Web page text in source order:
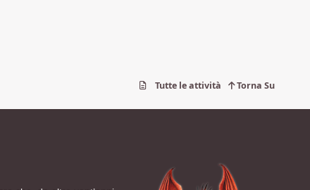
Tutte le attività Torna Su